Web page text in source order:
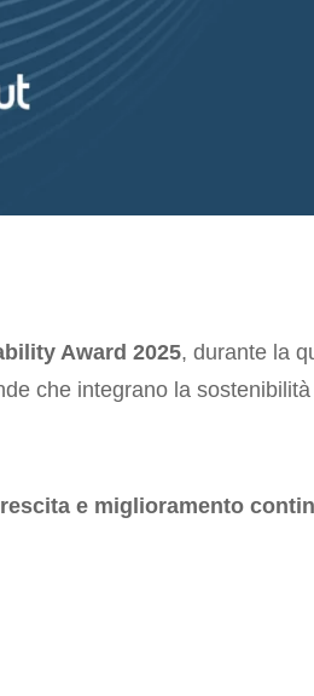
Award 2025, durante la
che integrano la
e miglioramento